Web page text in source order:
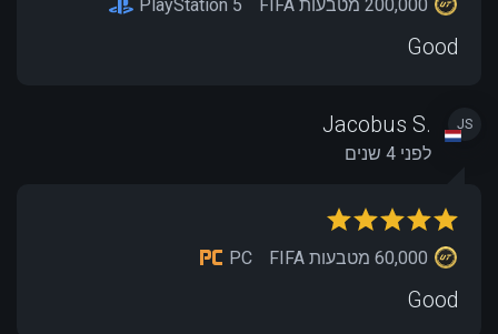
PlayStation 5
Good
JS
Jacobus S.
לפני 4 שנים
PC
Good